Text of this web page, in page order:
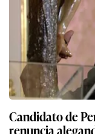
Candidato de
renuncia